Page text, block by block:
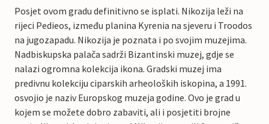
Posjet ovom gradu definitivno se isplati. Nikozija leži na
rijeci Pedieos, između planina Kyrenia na sjeveru i Troodos
na jugozapadu. Nikozija je poznata i po svojim muzejima.
Nadbiskupska palača sadrži Bizantinski muzej, gdje se
nalazi ogromna kolekcija ikona. Gradski muzej ima
predivnu kolekciju ciparskih arheoloških iskopina, a 1991.
osvojio je naziv Europskog muzeja godine. Ovo je grad u
kojem se možete dobro zabaviti, ali i posjetiti brojne